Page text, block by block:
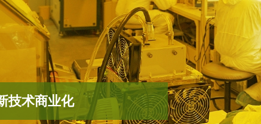
在显示与光电子技术累积知识产权
给内地显示厂商